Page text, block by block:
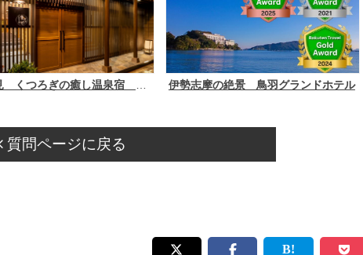
伊勢志摩の絶景 鳥羽グランドホテル
質問ページに戻る